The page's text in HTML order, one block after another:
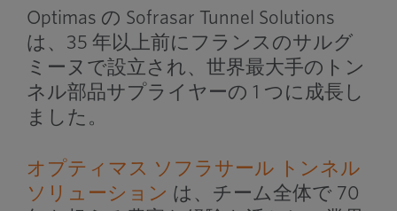
Optimas の Sofrasar Tunnel Solutions
は、35 年以上前にフランスのサルグ
ミーヌで設立され、世界最大手のトン
ネル部品サプライヤーの 1 つに成長し
ました。
オプティマス ソフラサール トンネル
ソリューション は、チーム全体で 70